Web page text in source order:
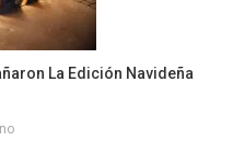
La Edición Navideña